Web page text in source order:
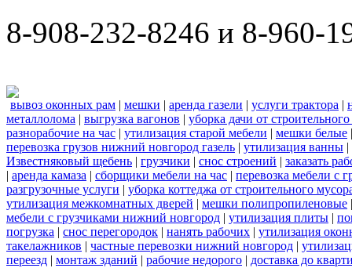
8-908-232-8246 и 8-960-
вывоз оконных рам | мешки | аренда газели | услуги трактора |
металлолома | выгрузка вагонов | уборка дачи от
разнорабочие на час | утилизация старой мебели | мешки белые
перевозка грузов нижний новгород газель | утилизация ванны |
Известняковый щебень | грузчики | снос строений | заказать
| аренда камаза | сборщики мебели на час | перевозка мебели с
разгрузочные услуги | уборка коттеджа от строительного
утилизация межкомнатных дверей | мешки полипропиленовые
мебели с грузчиками нижний новгород | утилизация плиты |
погрузка | снос перегородок | нанять рабочих | утилизация
такелажников | частные перевозки нижний новгород |
переезд | монтаж зданий | рабочие недорого | доставка до